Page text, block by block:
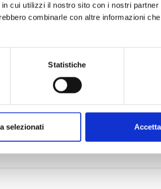
cui utilizzi il nostro sito con i nostri
combinarle con altre informazioni
Statistiche
selezionati